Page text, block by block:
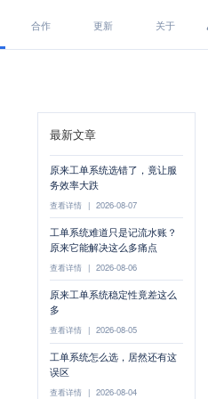
合作 更新 关于
最新文章
原来工单系统选错了，竟让服
务效率大跌
查看详情 | 2026-08-07
工单系统难道只是记流水账？
原来它能解决这么多痛点
查看详情 | 2026-08-06
原来工单系统稳定性竟差这么
多
查看详情 | 2026-08-05
工单系统怎么选，居然还有这
误区
查看详情 | 2026-08-04